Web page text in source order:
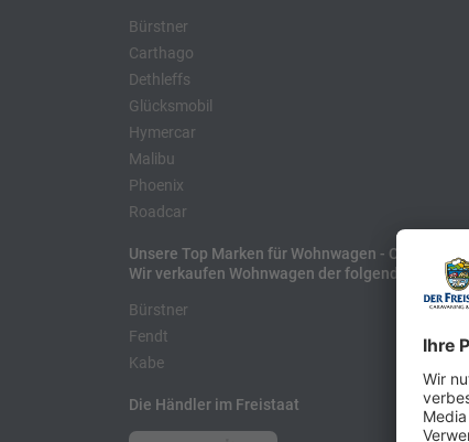
Bürstner
Carthago
Dethleffs
Glücksmobil
Hymercar
Malibu
Phoenix
Roadcar
Unsere Top Marken für Wohnwagen - Caravans
Wir verkaufen Wohnwagen der folgenden
Bürstner
Fendt
Kabe
Die Händler im Freistaat